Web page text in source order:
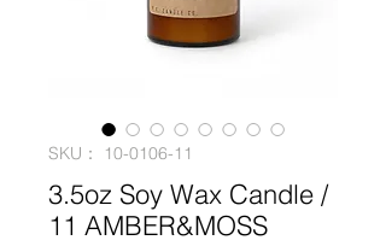
SKU： 10-0106-11
3.5oz Soy Wax Candle /
11 AMBER&MOSS